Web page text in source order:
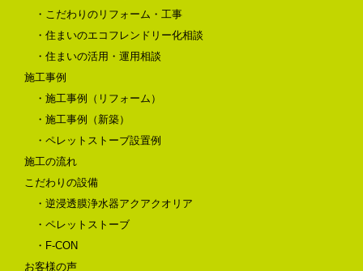
・こだわりのリフォーム・工事
・住まいのエコフレンドリー化相談
・住まいの活用・運用相談
施工事例
・施工事例（リフォーム）
・施工事例（新築）
・ペレットストーブ設置例
施工の流れ
こだわりの設備
・逆浸透膜浄水器アクアクオリア
・ペレットストーブ
・F-CON
お客様の声